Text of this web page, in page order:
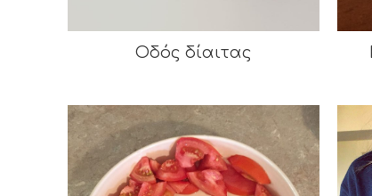
Οδός δίαιτας